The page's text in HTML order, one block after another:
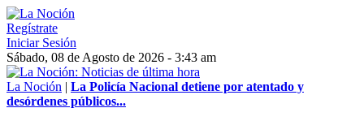
Regístrate
Iniciar Sesión
Sábado, 08 de Agosto de 2026 - 3:43 am
La Noción | La Policía Nacional detiene por atentado y
desórdenes públicos...